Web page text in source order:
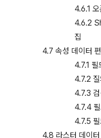
4.6.1
4.6.2
집
4.7 속성 데이터
4.7.1 필
4.7.2
4.7.3 검
4.7.4
4.7.5
4.8 라스터 데이터